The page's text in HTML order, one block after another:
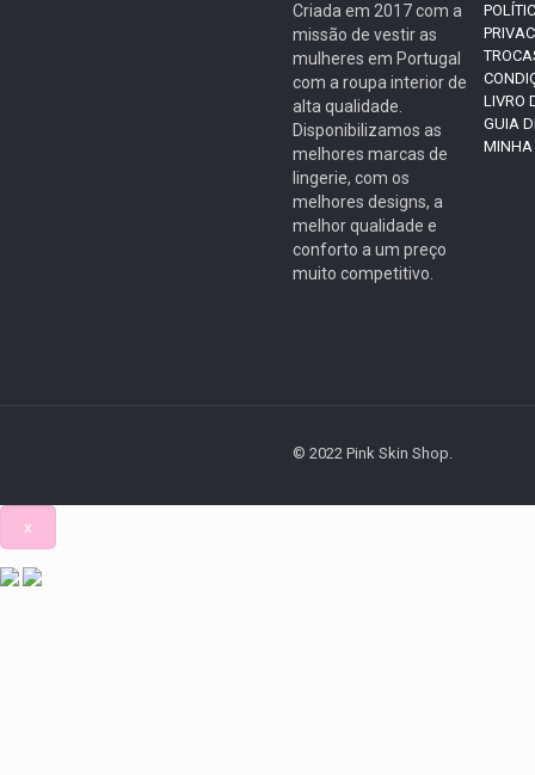
Criada em 2017 com a
missão de vestir as
mulheres em Portugal
com a roupa interior de
alta qualidade.
Disponibilizamos as
melhores marcas de
lingerie, com os
melhores designs, a
melhor qualidade e
conforto a um preço
muito competitivo.
LIVRO
GUIA
MINHA
© 2022 Pink Skin Shop.
x